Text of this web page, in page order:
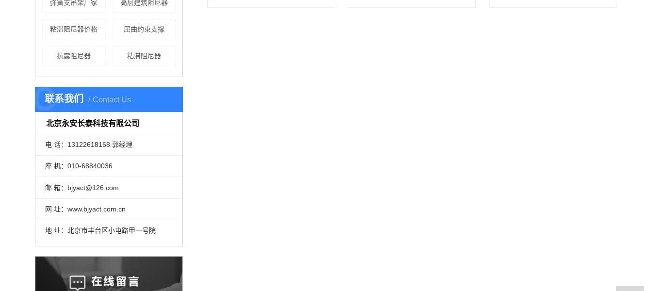
弹簧支吊架厂家 高层建筑阻尼器
粘滞阻尼器价格 屈曲约束支撑
抗震阻尼器 粘滞阻尼器
联系我们 Contact Us
C
北京永安长泰科技有限公司
电 话：13122618168 郭经理
座 机：010-68840036
邮 箱：bjyact@126.com
网 址：www.bjyact.com.cn
地 址：北京市丰台区小屯路甲一号院